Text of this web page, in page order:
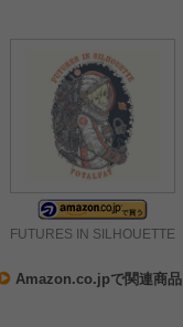
FUTURES IN SILHOUETTE
Amazon.co.jpで関連商